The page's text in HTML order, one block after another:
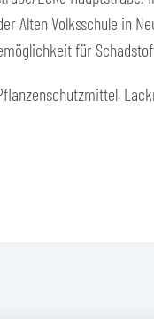
Alten Volksschule in
für